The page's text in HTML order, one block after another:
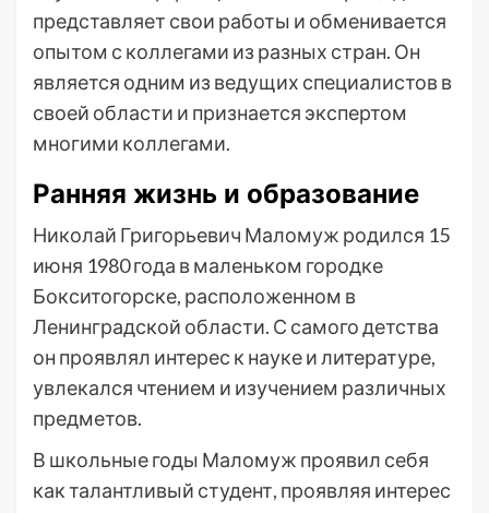
представляет свои работы и обменивается
опытом с коллегами из разных стран. Он
является одним из ведущих специалистов в
своей области и признается экспертом
многими коллегами.
Ранняя жизнь и образование
Николай Григорьевич Маломуж родился 15
июня 1980 года в маленьком городке
Бокситогорске, расположенном в
Ленинградской области. С самого детства
он проявлял интерес к науке и литературе,
увлекался чтением и изучением различных
предметов.
В школьные годы Маломуж проявил себя
как талантливый студент, проявляя интерес